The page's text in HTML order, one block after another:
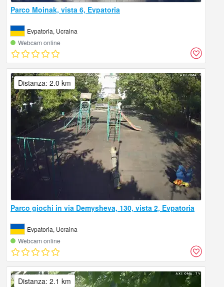
Parco Moinak, vista 6, Evpatoria
Evpatoria, Ucraina
Webcam online
Parco giochi in via Demysheva, 130, vista 2, Evpatoria
Evpatoria, Ucraina
Webcam online
Distanza: 2.0 km
Distanza: 2.1 km